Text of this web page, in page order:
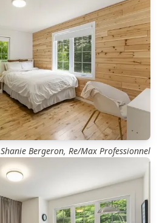
Shanie Bergeron, Re/Max Professionnel